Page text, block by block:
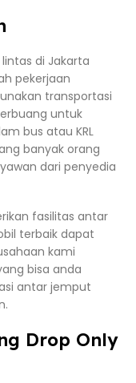
di Jakarta
pekerjaan
transportasi
untuk
bus atau KRL
banyak orang
dari penyedia
fasilitas antar
terbaik dapat
kami
bisa anda
antar jemput
Drop Only